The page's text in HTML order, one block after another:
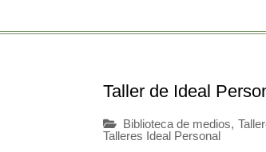
Taller de Ideal
Biblioteca de medios,
Talleres Ideal Personal